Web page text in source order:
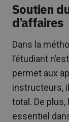
Soutien
d’affaires
Dans la
l’étudiant
permet aux
instructeurs,
total. De
essentiel